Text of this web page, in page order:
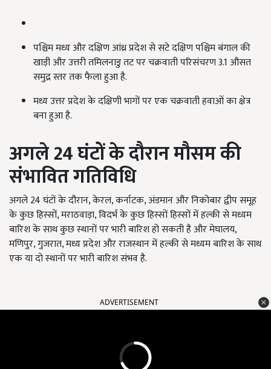
पश्चिम मध्य और दक्षिण आंध्र प्रदेश से सटे दक्षिण पश्चिम बंगाल की
खाड़ी और उत्तरी तमिलनाडु तट पर चक्रवाती परिसंचरण 3.1 औसत
समुद्र स्तर तक फैला हुआ है.
मध्य उत्तर प्रदेश के दक्षिणी भागों पर एक चक्रवाती हवाओं का क्षेत्र
बना हुआ है.
अगले 24घंटों के दौरान मौसम की
संभावित गतिविधि
अगले 24 घंटों के दौरान, केरल, कर्नाटक, अंडमान और निकोबार द्वीप समूह
के कुछ हिस्सों, मराठवाड़ा, विदर्भ के कुछ हिस्सों हिस्सों में हल्की से मध्यम
बारिश के साथ कुछ स्थानों पर भारी बारिश हो सकती है और मेघालय,
मणिपुर, गुजरात, मध्य प्रदेश और राजस्थान में हल्की से मध्यम बारिश के साथ
एक या दो स्थानों पर भारी बारिश संभव है.
ADVERTISEMENT